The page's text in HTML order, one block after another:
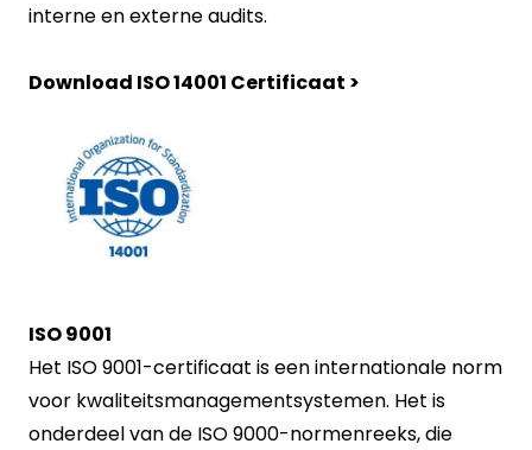
interne en externe audits.
Download ISO 14001 Certificaat >
ISO 9001
Het ISO 9001-certificaat is een internationale norm
voor kwaliteitsmanagementsystemen. Het is
onderdeel van de ISO 9000-normenreeks, die